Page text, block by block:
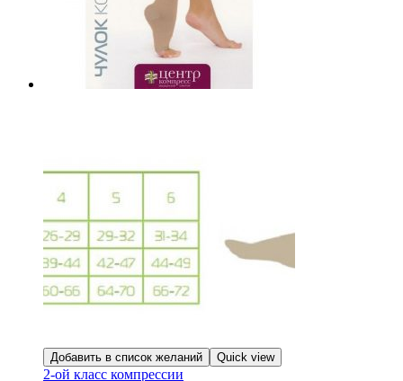
Добавить в список желаний Quick view
2-ой класс компрессии